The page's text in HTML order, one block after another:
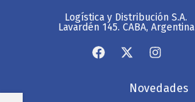
Logística y Distribución S.A.
Lavardén 145. CABA, Argentina
Novedades